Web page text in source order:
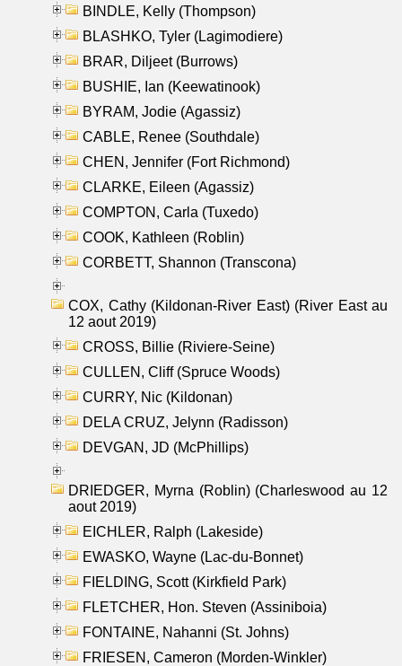
BINDLE, Kelly (Thompson)
BLASHKO, Tyler (Lagimodiere)
BRAR, Diljeet (Burrows)
BUSHIE, Ian (Keewatinook)
BYRAM, Jodie (Agassiz)
CABLE, Renee (Southdale)
CHEN, Jennifer (Fort Richmond)
CLARKE, Eileen (Agassiz)
COMPTON, Carla (Tuxedo)
COOK, Kathleen (Roblin)
CORBETT, Shannon (Transcona)
COX, Cathy (Kildonan-River East) (River East au
12 aout 2019)
CROSS, Billie (Riviere-Seine)
CULLEN, Cliff (Spruce Woods)
CURRY, Nic (Kildonan)
DELA CRUZ, Jelynn (Radisson)
DEVGAN, JD (McPhillips)
DRIEDGER, Myrna (Roblin) (Charleswood au 12
aout 2019)
EICHLER, Ralph (Lakeside)
EWASKO, Wayne (Lac-du-Bonnet)
FIELDING, Scott (Kirkfield Park)
FLETCHER, Hon. Steven (Assiniboia)
FONTAINE, Nahanni (St. Johns)
FRIESEN, Cameron (Morden-Winkler)